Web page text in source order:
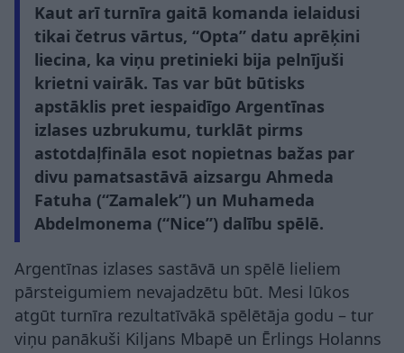
Kaut arī turnīra gaitā komanda ielaidusi
tikai četrus vārtus, “Opta” datu aprēķini
liecina, ka viņu pretinieki bija pelnījuši
krietni vairāk. Tas var būt būtisks
apstāklis pret iespaidīgo Argentīnas
izlases uzbrukumu, turklāt pirms
astotdaļfināla esot nopietnas bažas par
divu pamatsastāvā aizsargu Ahmeda
Fatuha (“Zamalek”) un Muhameda
Abdelmonema (“Nice”) dalību spēlē.
Argentīnas izlases sastāvā un spēlē lieliem
pārsteigumiem nevajadzētu būt. Mesi lūkos
atgūt turnīra rezultatīvākā spēlētāja godu – tur
viņu panākuši Kiljans Mbapē un Ērlings Holanns